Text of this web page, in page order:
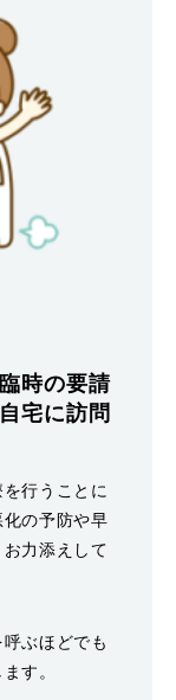
時の要請
宅に訪問
行うことに
の予防や早
力添えして
ぶほどでも
す。